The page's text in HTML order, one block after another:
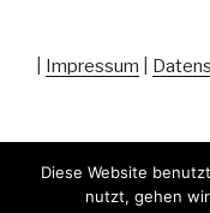
Impressum
Diese Website
nutzt, gehen